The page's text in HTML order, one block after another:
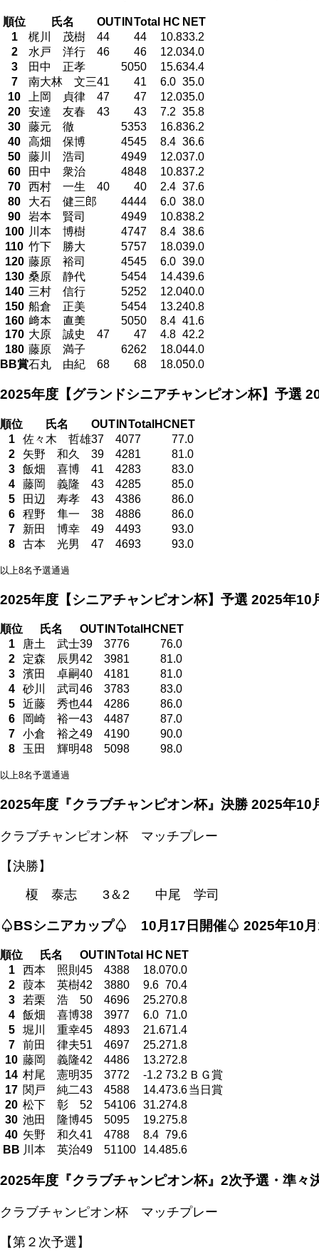
順位 氏名 OUT IN Total HC NET
1
梶川 茂樹 44 44 10.833.2
2
水戸 洋行 46 46 12.034.0
3
田中 正孝 5050 15.634.4
7
南大林 文三41 41 6.0 35.0
10
上岡 貞律 47 47 12.035.0
20
安達 友春 43 43 7.2 35.8
30
藤元 徹 5353 16.836.2
40
高畑 保博 4545 8.4 36.6
50
藤川 浩司 4949 12.037.0
60
田中 衆治 4848 10.837.2
70
西村 一生 40 40 2.4 37.6
80
大石 健三郎 4444 6.0 38.0
90
岩本 賢司 4949 10.838.2
100 川本 博樹 4747 8.4 38.6
110 竹下 勝大 5757 18.039.0
120 藤原 裕司 4545 6.0 39.0
130 桑原 静代 5454 14.439.6
140 三村 信行 5252 12.040.0
150 船倉 正美 5454 13.240.8
160 﨑本 直美 5050 8.4 41.6
170 大原 誠史 47 47 4.8 42.2
180 藤原 満子 6262 18.044.0
BB賞石丸 由紀 68 68 18.050.0
2025年度【グランドシニアチャンピオン杯】予選
順位 氏名 OUT IN Total HC NET
1
佐々木 哲雄37 4077
77.0
2
矢野 和久 39 4281
81.0
3
飯畑 喜博 41 4283
83.0
4
藤岡 義隆 43 4285
85.0
5
田辺 寿孝 43 4386
86.0
6
程野 隼一 38 4886
86.0
7
新田 博幸 49 4493
93.0
8
古本 光男 47 4693 93.0
以上8名予選通過
2025年度【シニアチャンピオン杯】予選 2025年10
順位 氏名 OUT IN Total HC NET
1
唐土 武士39 3776
76.0
2
定森 辰男42 3981
81.0
3
濱田 卓嗣40 4181
81.0
4
砂川 武司 46 3783
83.0
5
近藤 秀也44 4286
86.0
6
岡崎 裕一43 4487
87.0
7
小倉 裕之49 4190
90.0
8
玉田 輝明48 5098 98.0
以上8名予選通過
2025年度『クラブチャンピオン杯』決勝2025年10
クラブチャンピオン杯 マッチプレー
【決勝】
榎 泰志 3＆2 中尾 学司
♤BSシニアカップ♤ 10月17日開催♤ 2025年10
順位 氏名 OUT IN Total HC NET
1
西本 照則 45 4388 18.070.0
2
葭本 英樹42 3880 9.6 70.4
3
若栗 浩 50 4696 25.270.8
4
飯畑 喜博38 3977 6.0 71.0
5
堀川 重幸45 4893 21.671.4
7
前田 律夫51 4697 25.271.8
10 藤岡 義隆42 4486 13.272.8
14 村尾 憲明35 3772 -1.2 73.2 ＢＧ賞
17 関戸 純二43 4588 14.473.6当日賞
20 松下 彰 52 54106 31.274.8
30 池田 隆博45 5095 19.275.8
40 矢野 和久 41 4788 8.4 79.6
BB 川本 英治49 51100 14.485.6
2025年度『クラブチャンピオン杯』2次予選・準々
クラブチャンピオン杯 マッチプレー
【第２次予選】